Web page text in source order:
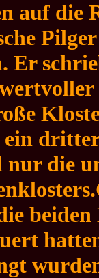
auf die
Er
nur die